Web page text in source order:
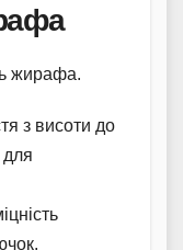
жирафа.
з висоти до